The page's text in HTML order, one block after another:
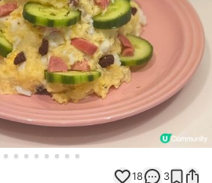
18 3